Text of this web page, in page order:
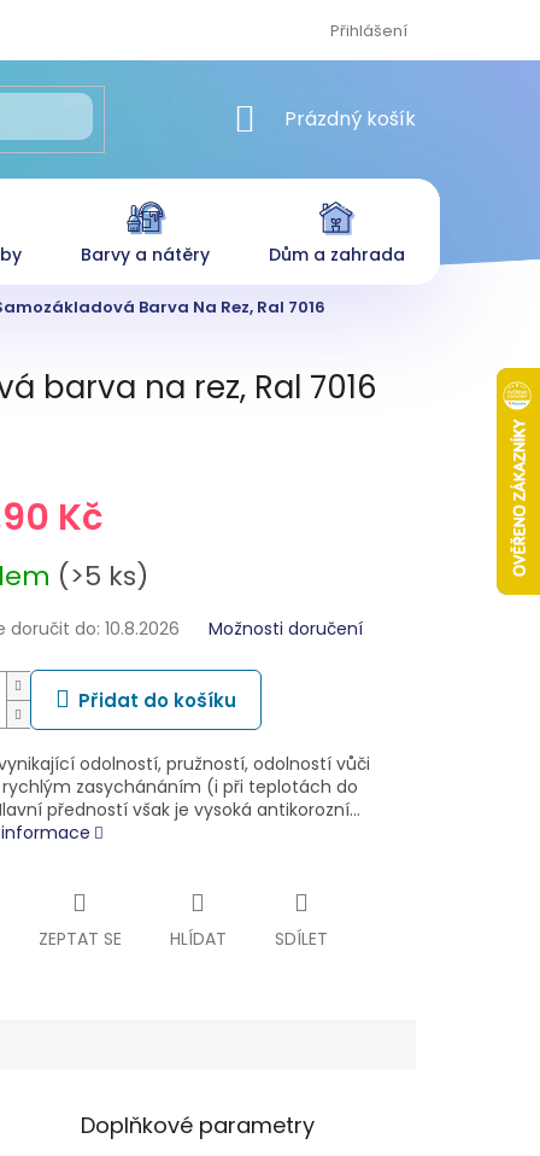
Přihlášení
NÁKUPNÍ KOŠÍK
Prázdný košík
Barvy a nátěry Dům a zahrada
Barva Na Rez, Ral 7016
barva na rez, Ral 7016
Kč
(>5 ks)
doručit do: 10.8.2026 Možnosti doručení
Přidat do košíku
odolností, pružností, odolností vůči
zasychánáním (i při teplotách do
předností však je vysoká antikorozní…
ZEPTAT SE HLÍDAT SDÍLET
Doplňkové parametry